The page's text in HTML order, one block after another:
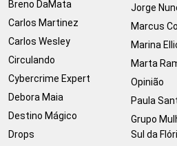
Breno DaMata
Carlos Martinez
Carlos Wesley
Circulando
Cybercrime Expert
Debora Maia
Destino Mágico
Drops
Jorge
Marcus
Marina
Marta
Opinião
Paula
Grupo
Sul da